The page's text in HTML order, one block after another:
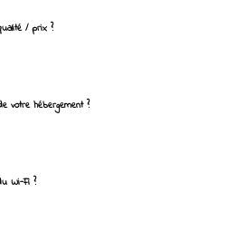
/ prix ?
votre hébergement ?
Wi-Fi ?